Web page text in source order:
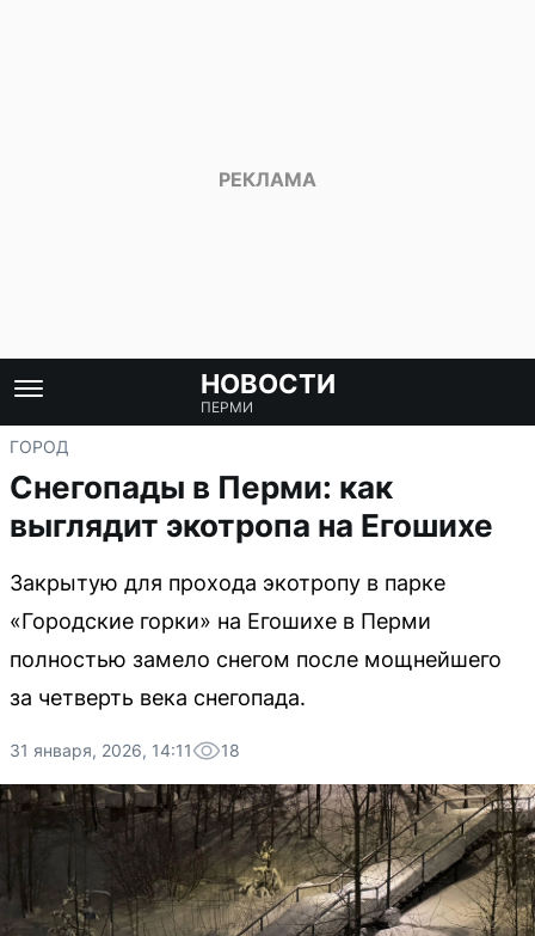
НОВОСТИ
ПЕРМИ
ГОРОД
Снегопады в Перми: как
выглядит экотропа на Егошихе
Закрытую для прохода экотропу в парке
«Городские горки» на Егошихе в Перми
полностью замело снегом после мощнейшего
за четверть века снегопада.
31 января, 2026, 14:11 18